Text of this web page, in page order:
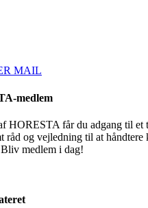
MAIL
medlem
HORESTA får du adgang til et
råd og vejledning til at håndtere
medlem i dag!